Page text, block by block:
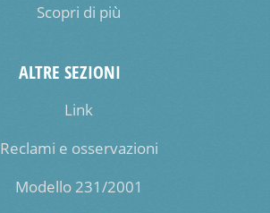
Scopri di più
ALTRE SEZIONI
Link
Reclami e osservazioni
Modello 231/2001